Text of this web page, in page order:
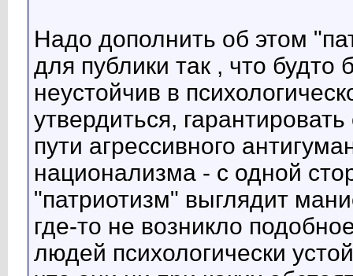
Надо дополнить об этом
для публики так , что будто
неустойчив в
утвердиться,
пути агрессивного
национализма - с одной
"патриотизм" выглядит
где-то не возникло
людей психологически